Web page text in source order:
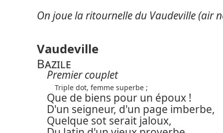
On joue la ritournelle du Vaudeville (air
Vaudeville
Bazile
Premier couplet
Triple dot, femme superbe ;
Que de biens pour un époux !
D'un seigneur, d'un page imberbe,
Quelque sot serait jaloux,